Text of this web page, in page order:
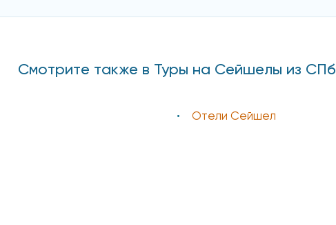
Смотрите также в Туры на Сейшелы из СПб
Отели Сейшел